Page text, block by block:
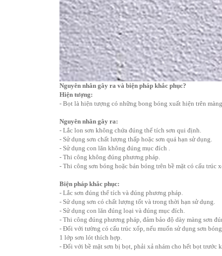
Nguyên nhân gây ra và biện pháp khắc phục?
Hiện tượng:
- Bọt là hiện tượng có những bong bóng xuất hiện trên
Nguyên nhân gây ra:
- Lắc lon sơn không chứa đúng thể tích sơn qui định.
- Sử dụng sơn chất lượng thấp hoặc sơn quá hạn sử dụng.
- Sử dụng con lăn không đúng mục đích .
- Thi công không đúng phương pháp.
- Thi công sơn bóng hoặc bán bóng trên bề mặt có cấu trúc
Biện pháp khắc phục:
- Lắc sơn đúng thể tích và đúng phương pháp.
- Sử dụng sơn có chất lượng tốt và trong thời hạn sử dụng.
- Sử dụng con lăn đúng loại và đúng mục đích.
- Thi công đúng phương pháp, đảm bảo độ dày màng sơn
- Đối với tường có cấu trúc xốp, nếu muốn sử dụng sơn
1 lớp sơn lót thích hợp.
- Đối với bề mặt sơn bị bọt, phải xả nhám cho hết bọt trước